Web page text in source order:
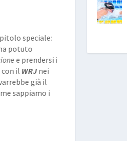
speciale:
potuto
e prendersi i
con il WRJ nei
già il
sappiamo i